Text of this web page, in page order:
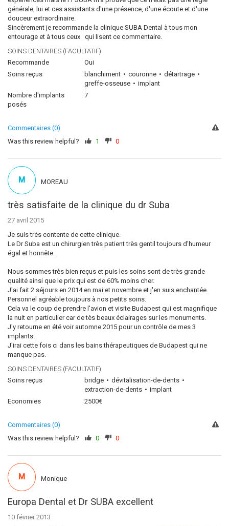
générale, lui et ces assistants d'une présence, d'une écoute et d'une
douceur extraordinaire.
Sincèrement je recommande la clinique SUBA Dental à tous mon
entourage et à tous ceux qui lisent ce commentaire.
SOINS DENTAIRES (FACULTATIF)
Recommande
Oui
Soins reçus
blanchiment couronne
détartrage
greffe-osseuse
implant
Nombre d'implants
posés
7
Commentaires (0)
Was this review helpful?
1 0
très satisfaite de la clinique du dr Suba
27 avril 2015
Je suis très contente de cette clinique.
Le Dr Suba est un chirurgien très patient très gentil toujours d'humeur
égal et honnête.
Nous sommes très bien reçus et puis les soins sont de très grande
qualité ainsi que le prix qui est de 60% moins cher.
J'ai fait 2 séjours en 2014 en mai et novembre et j'en suis enchantée.
Personnel agréable toujours à nos petits soins.
Cela va le coup de prendre l'avion et visite Budapest qui est magnifique
la nuit en particulier car de tès beaux éclairages sur les monuments.
J'y retourne en été voir automne 2015 pour un contrôle de mes 3
implants.
J'irai cette fois ci dans les bains thérapeutiques de Budapest qui ne
manque pas.
SOINS DENTAIRES (FACULTATIF)
Soins reçus
bridge
dévitalisation-de-dents
extraction-de-dents
implant
Economies
2500€
M MOREAU
Commentaires (0)
Was this review helpful?
0 0
Europa Dental et Dr SUBA excellent
10 février 2013
M Monique